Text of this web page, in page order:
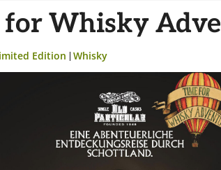
verteidigen.
for Whisky
Edition Whisky